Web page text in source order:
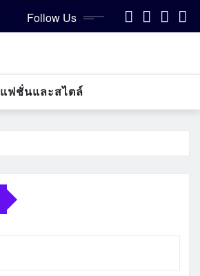
Follow Us
แฟชั่นและสไตล์